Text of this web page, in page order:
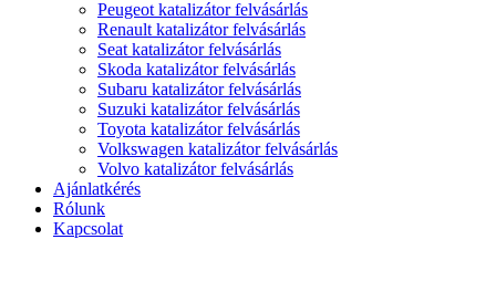
Peugeot katalizátor felvásárlás
Renault katalizátor felvásárlás
Seat katalizátor felvásárlás
Skoda katalizátor felvásárlás
Subaru katalizátor felvásárlás
Suzuki katalizátor felvásárlás
Toyota katalizátor felvásárlás
Volkswagen katalizátor felvásárlás
Volvo katalizátor felvásárlás
Ajánlatkérés
Rólunk
Kapcsolat